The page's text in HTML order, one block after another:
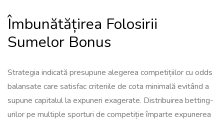
Îmbunătățirea Folosirii
Sumelor Bonus
Strategia indicată presupune alegerea competițiilor cu odds
balansate care satisfac criteriile de cota minimală evitând a
supune capitalul la expuneri exagerate. Distribuirea betting-
urilor pe multiple sporturi de competiție împarte expunerea